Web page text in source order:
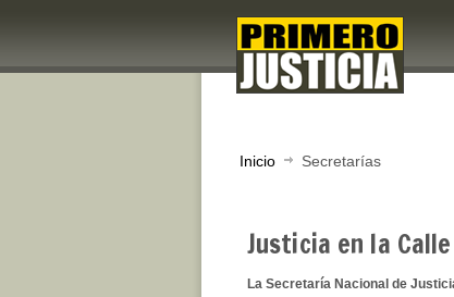
Inicio Secretarías
Justicia en la Calle
La Secretaría Nacional de